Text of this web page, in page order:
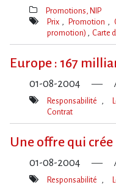
Thèmes(s)
Promotions, NIP
Mot(s)-
Prix Promotion
promotion)
Carte
Europe : 167
01-08-2004
Mot(s)-
Responsabilité
Contrat
Une offre qui
01-08-2004
Responsabilité